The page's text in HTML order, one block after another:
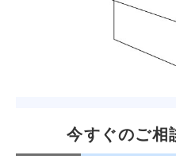
今すぐのご相